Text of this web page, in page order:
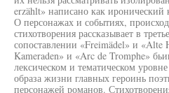
erzählt» написано как
О персонажах и событиях,
стихотворения рассказывает в
сопоставлении «Freimädel» и «Alte
Kameraden» и «Arc de Tromphe»
лексическом и тематическом
образа жизни главных героинь
персонажей романов.